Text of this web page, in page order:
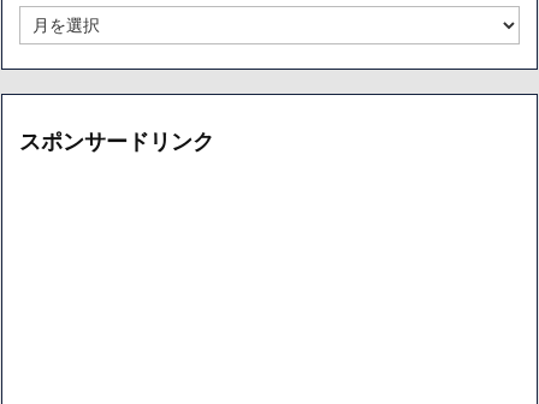
ー
カ
別
ア
ー
イ
スポンサードリンク